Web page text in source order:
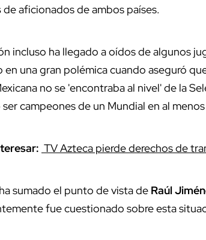
de aficionados de ambos países.
incluso ha llegado a oídos de algunos
una gran polémica cuando aseguró
no se 'encontraba al nivel' de la
campeones de un Mundial en al
TV Azteca pierde derechos de
sumado el punto de vista de Raúl
fue cuestionado sobre esta